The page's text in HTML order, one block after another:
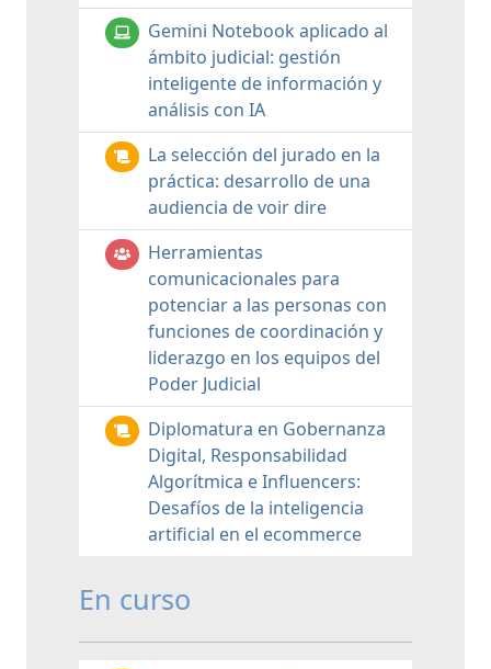
Gemini Notebook aplicado al
ámbito judicial: gestión
inteligente de información y
análisis con IA
La selección del jurado en la
práctica: desarrollo de una
audiencia de voir dire
Herramientas
comunicacionales para
potenciar a las personas con
funciones de coordinación y
liderazgo en los equipos del
Poder Judicial
Diplomatura en Gobernanza
Digital, Responsabilidad
Algorítmica e Influencers:
Desafíos de la inteligencia
artificial en el ecommerce
En curso